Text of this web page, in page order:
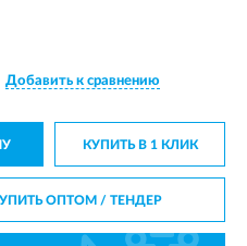
Добавить к сравнению
КУПИТЬ В 1 КЛИК
ОПТОМ/ ТЕНДЕР